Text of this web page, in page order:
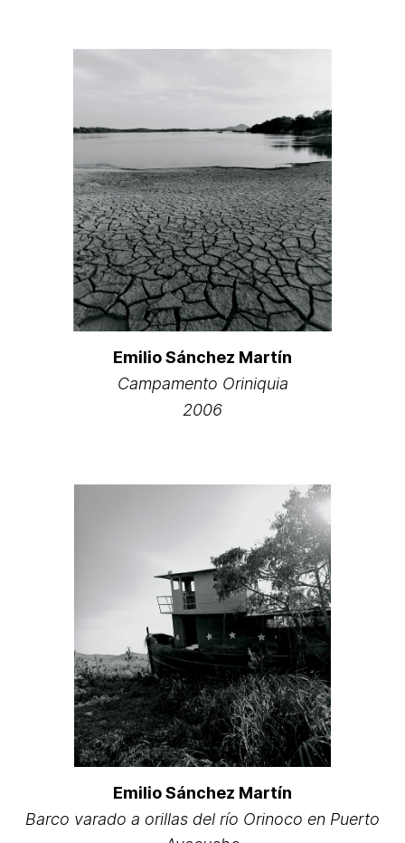
Emilio Sánchez Martín
Campamento Oriniquia
2006
Emilio Sánchez Martín
Barco varado a orillas del río Orinoco en Puerto